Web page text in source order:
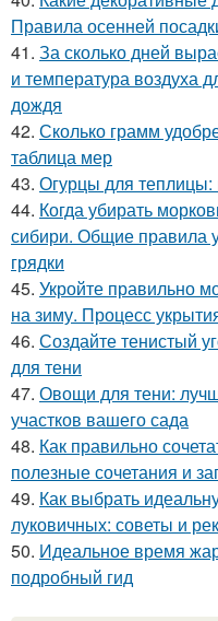
Правила осенней
41. За сколько дней
и температура воздуха
дождя
42. Сколько грамм
таблица мер
43. Огурцы для теплицы:
44. Когда убирать
сибири. Общие правила
грядки
45. Укройте правильно
на зиму. Процесс
46. Создайте тенистый
для тени
47. Овощи для тени:
участков вашего сада
48. Как правильно
полезные сочетания и
49. Как выбрать
луковичных: советы и
50. Идеальное время
подробный гид